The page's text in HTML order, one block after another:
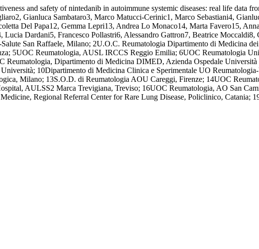
and safety of nintedanib in autoimmune systemic diseases: real life data
Gianluca Sambataro3, Marco Matucci-Cerinic1, Marco Sebastiani4,
Del Papa12, Gemma Lepri13, Andrea Lo Monaco14, Marta Favero15,
Dardani5, Francesco Pollastri6, Alessandro Gattron7, Beatrice
San Raffaele, Milano; 2U.O.C. Reumatologia Dipartimento di Medicina
5UOC Reumatologia, AUSL IRCCS Reggio Emilia; 6UOC Reumatologia
Reumatologia, Dipartimento di Medicina DIMED, Azienda Ospedale
10Dipartimento di Medicina Clinica e Sperimentale UO
Milano; 13S.O.D. di Reumatologia AOU Careggi, Firenze; 14UOC
AULSS2 Marca Trevigiana, Treviso; 16UOC Reumatologia, AO San
Regional Referral Center for Rare Lung Disease, Policlinico, Catania;